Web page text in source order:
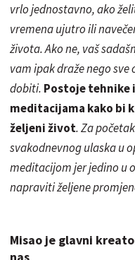
vrlo jednostavno, ako
vremena ujutro ili
života. Ako ne, vaš
vam ipak draže nego
dobiti. Postoje tehnike
meditacijama kako bi
željeni život. Za
svakodnevnog ulaska u
meditacijom jer jedino u
napraviti željene
Misao je glavni
nas